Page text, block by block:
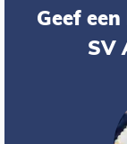
Geef
SV